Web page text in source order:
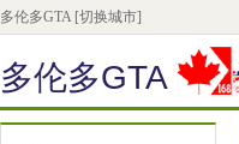
多伦多GTA [切换城市]
多伦多GTA